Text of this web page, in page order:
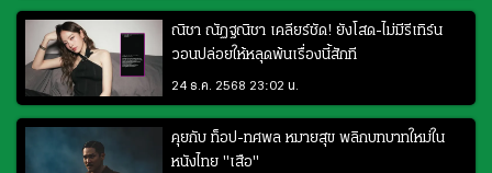
ณิชา ณัฏฐณิชา เคลียร์ชัด! ยังโสด-ไม่มีรีเทิร์น
วอนปล่อยให้หลุดพ้นเรื่องนี้สักที
24 ธ.ค. 2568 23:02 น.
คุยกับ ท็อป-ทศพล หมายสุข พลิกบทบาทใหม่ใน
หนังไทย "เสือ"